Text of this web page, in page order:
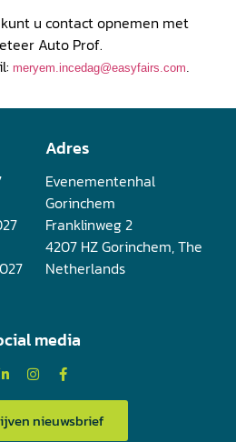
u contact opnemen met
Auto Prof.
meryem.incedag@easyfairs.com
Adres
Evenementenhal
Gorinchem
Franklinweg 2
4207 HZ Gorinchem, The
Netherlands
media
nieuwsbrief